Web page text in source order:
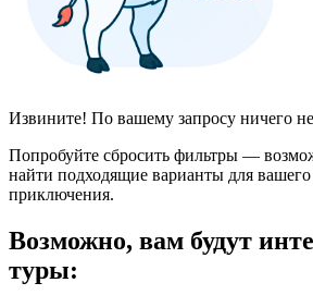
Извините! По вашему запросу ничего
Попробуйте сбросить фильтры —
найти подходящие варианты для вашего
приключения.
Возможно, вам будут
туры: